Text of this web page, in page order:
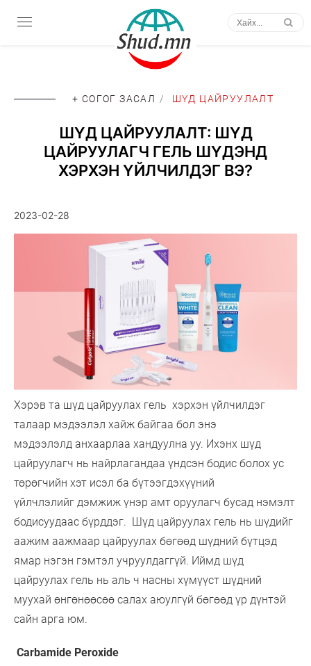
+ СОГОГ ЗАСАЛ / ШҮД ЦАЙРУУЛАЛТ
ШҮД ЦАЙРУУЛАЛТ: ШҮД
ЦАЙРУУЛАГЧ ГЕЛЬ ШҮДЭНД
ХЭРХЭН ҮЙЛЧИЛДЭГ ВЭ?
2023-02-28
Хэрэв та шүд цайруулах гель хэрхэн үйлчилдэг
талаар мэдээлэл хайж байгаа бол энэ
мэдээлэлд анхаарлаа хандуулна уу. Ихэнх шүд
цайруулагч нь найрлагандаа үндсэн бодис болох ус
төрөгчийн хэт исэл ба бүтээгдэхүүний
үйлчлэлийг дэмжиж үнэр амт оруулагч бусад нэмэлт
бодисуудаас бүрддэг. Шүд цайруулах гель нь шүдийг
аажим аажмаар цайруулах бөгөөд шүдний бүтцэд
ямар нэгэн гэмтэл учруулдаггүй. Иймд шүд
цайруулах гель нь аль ч насны хүмүүст шүдний
муухай өнгөнөөсөө салах аюулгүй бөгөөд үр дүнтэй
сайн арга юм.
Carbamide Peroxide